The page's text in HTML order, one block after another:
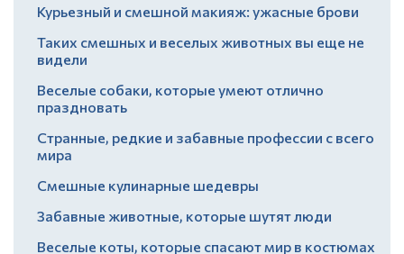
Курьезный и смешной макияж: ужасные брови
Таких смешных и веселых животных вы еще не
видели
Веселые собаки, которые умеют отлично
праздновать
Странные, редкие и забавные профессии с всего
мира
Смешные кулинарные шедевры
Забавные животные, которые шутят люди
Веселые коты, которые спасают мир в костюмах